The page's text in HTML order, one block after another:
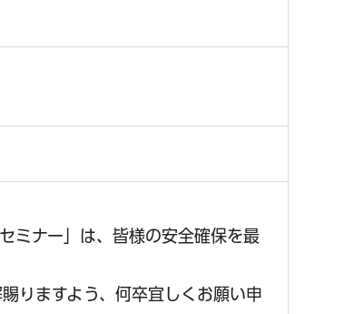
ミナー」は、皆様の安全確保を最
りますよう、何卒宜しくお願い申